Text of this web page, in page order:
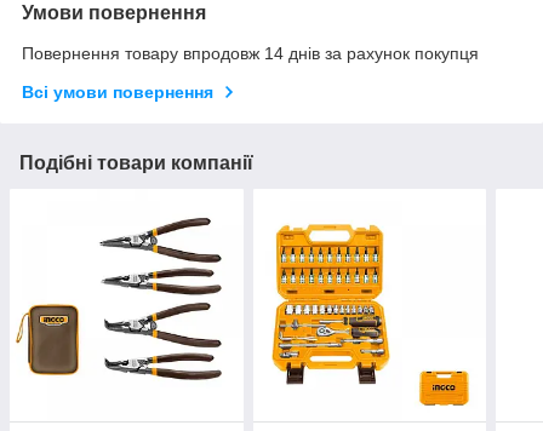
Умови повернення
Повернення товару впродовж 14 днів за рахунок покупця
Всі умови повернення
Подібні товари компанії